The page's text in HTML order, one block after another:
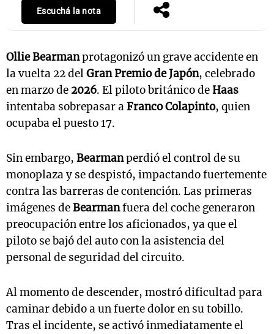
Escuchá la nota
Ollie Bearmanprotagonizó un grave accidente en
la vuelta 22 delGran Premio de Japón, celebrado
en marzo de 2026. El piloto británico deHaas
intentaba sobrepasar aFranco Colapinto, quien
ocupaba el puesto 17.
Sin embargo, Bearmanperdió el control de su
monoplaza y se despistó, impactando fuertemente
contra las barreras de contención. Las primeras
imágenes deBearmanfuera del coche generaron
preocupación entre los aficionados, ya que el
piloto se bajó del auto con la asistencia del
personal de seguridad del circuito.
Al momento de descender, mostró dificultad para
caminar debido a un fuerte dolor en su tobillo.
Tras el incidente, se activó inmediatamente el